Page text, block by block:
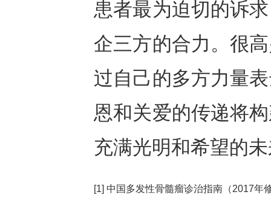
患者最为迫切的诉
企三方的合力。很
过自己的多方力量
恩和关爱的传递将
充满光明和希望的未
[1] 中国多发性骨髓瘤诊治指南（2017年